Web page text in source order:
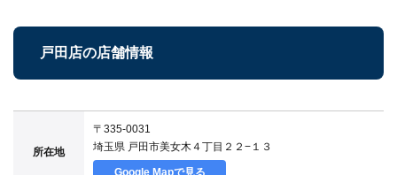
戸田店の店舗情報
所在地
〒335-0031
埼玉県 戸田市美女木４丁目２２−１３
Google Mapで見る